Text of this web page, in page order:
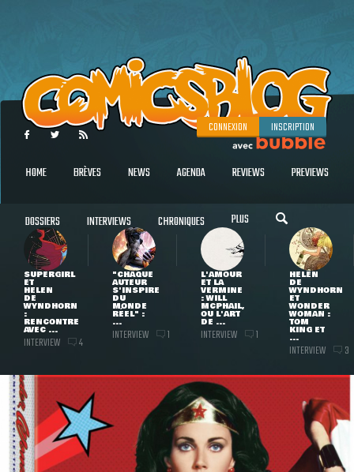
CONNEXION INSCRIPTION
HOME BRÈVES NEWS AGENDA REVIEWS PREVIEWS
DOSSIERS INTERVIEWS CHRONIQUES PLUS
SUPERGIRL
ET
HELEN
DE
WYNDHORN
:
RENCONTRE
AVEC ...
INTERVIEW 4
"CHAQUE
AUTEUR
S'INSPIRE
DU
MONDE
RÉEL" :
...
INTERVIEW 1
L'AMOUR
ET LA
VERMINE
: WILL
MCPHAIL,
OU L'ART
DE ...
INTERVIEW 1
HELEN
DE
WYNDHORN
ET
WONDER
WOMAN :
TOM
KING ET
...
INTERVIEW 3